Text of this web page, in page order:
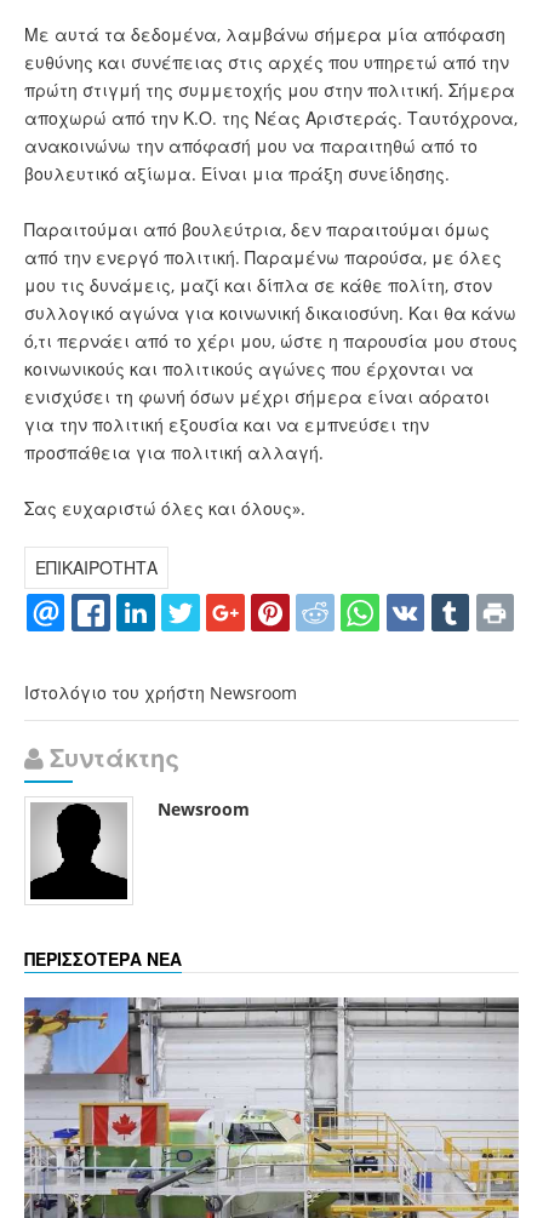
Με αυτά τα δεδομένα, λαμβάνω σήμερα μία απόφαση
ευθύνης και συνέπειας στις αρχές που υπηρετώ από την
πρώτη στιγμή της συμμετοχής μου στην πολιτική. Σήμερα
αποχωρώ από την Κ.Ο. της Νέας Αριστεράς. Ταυτόχρονα,
ανακοινώνω την απόφασή μου να παραιτηθώ από το
βουλευτικό αξίωμα. Είναι μια πράξη συνείδησης.
Παραιτούμαι από βουλεύτρια, δεν παραιτούμαι όμως
από την ενεργό πολιτική. Παραμένω παρούσα, με όλες
μου τις δυνάμεις, μαζί και δίπλα σε κάθε πολίτη, στον
συλλογικό αγώνα για κοινωνική δικαιοσύνη. Και θα κάνω
ό,τι περνάει από το χέρι μου, ώστε η παρουσία μου στους
κοινωνικούς και πολιτικούς αγώνες που έρχονται να
ενισχύσει τη φωνή όσων μέχρι σήμερα είναι αόρατοι
για την πολιτική εξουσία και να εμπνεύσει την
προσπάθεια για πολιτική αλλαγή.
Σας ευχαριστώ όλες και όλους».
ΕΠΙΚΑΙΡΟΤΗΤΑ
Ιστολόγιο του χρήστη Newsroom
Συντάκτης
Newsroom
ΠΕΡΙΣΣΟΤΕΡΑ ΝΕΑ